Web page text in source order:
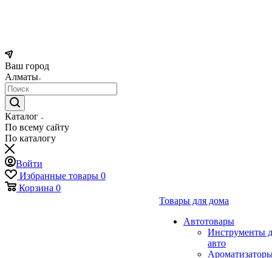
Ваш город
Алматы
Каталог
По всему сайту
По каталогу
Войти
Избранные товары 0
Корзина 0
Товары для дома
Автотовары
Инструменты
авто